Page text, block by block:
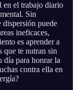
en el trabajo diario
Sin
dispersión puede
ineficaces,
es aprender a
que te nutran sin
día para honrar la
contra ella en